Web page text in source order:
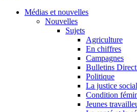
Médias et nouvelles
Nouvelles
Sujets
Agriculture
En chiffres
Campagnes
Bulletins
Politique
La justice
Condition
Jeunes